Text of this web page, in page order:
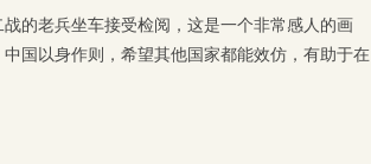
的老兵坐车接受检阅，这是一个非常感人的画
国以身作则，希望其他国家都能效仿，有助于在